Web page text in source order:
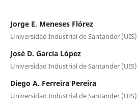
Jorge E. Meneses Flórez
Universidad Industrial de Santander (UIS)
José D. García López
Universidad Industrial de Santander (UIS)
Diego A. Ferreira Pereira
Universidad Industrial de Santander (UIS)